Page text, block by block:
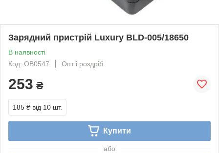
Зарядний пристрій Luxury BLD-005/18650
В наявності
Код: OB0547
Опт і роздріб
253 ₴
185 ₴ від 10 шт.
Купити
або